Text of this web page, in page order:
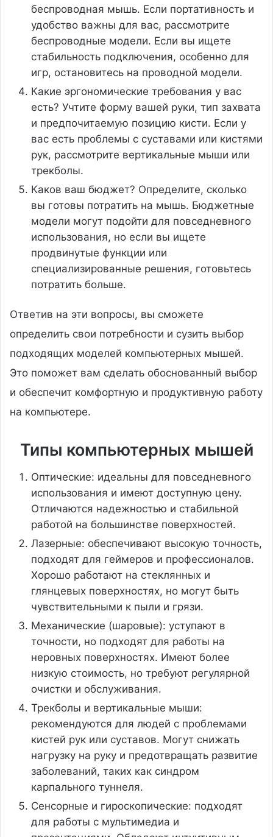
беспроводная мышь. Если портативность и
удобство важны для вас, рассмотрите
беспроводные модели. Если вы ищете
стабильность подключения, особенно для
игр, остановитесь на проводной модели.
Какие эргономические требования у вас
есть? Учтите форму вашей руки, тип захвата
и предпочитаемую позицию кисти. Если у
вас есть проблемы с суставами или кистями
рук, рассмотрите вертикальные мыши или
трекболы.
Каков ваш бюджет? Определите, сколько
вы готовы потратить на мышь. Бюджетные
модели могут подойти для повседневного
использования, но если вы ищете
продвинутые функции или
специализированные решения, готовьтесь
потратить больше.
Ответив на эти вопросы, вы сможете
определить свои потребности и сузить выбор
подходящих моделей компьютерных мышей.
Это поможет вам сделать обоснованный выбор
и обеспечит комфортную и продуктивную работу
на компьютере.
Типы компьютерных мышей
Оптические: идеальны для повседневного
использования и имеют доступную цену.
Отличаются надежностью и стабильной
работой на большинстве поверхностей.
Лазерные: обеспечивают высокую точность,
подходят для геймеров и профессионалов.
Хорошо работают на стеклянных и
глянцевых поверхностях, но могут быть
чувствительными к пыли и грязи.
Механические (шаровые): уступают в
точности, но подходят для работы на
неровных поверхностях. Имеют более
низкую стоимость, но требуют регулярной
очистки и обслуживания.
Трекболы и вертикальные мыши:
рекомендуются для людей с проблемами
кистей рук или суставов. Могут снижать
нагрузку на руку и предотвращать развитие
заболеваний, таких как синдром
карпального туннеля.
Сенсорные и гироскопические: подходят
для работы с мультимедиа и